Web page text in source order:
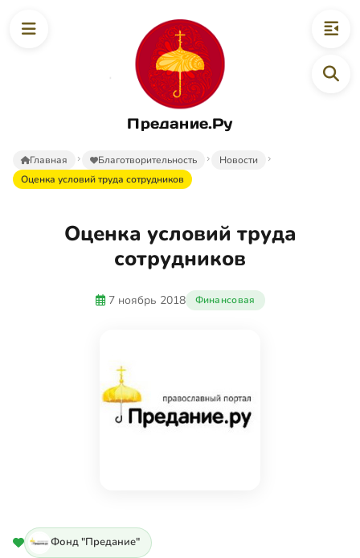
Предание.Ру
Главная Благотворительность
Новости
Оценка условий труда сотрудников
Оценка условий труда
сотрудников
7 ноябрь 2018 Финансовая
Фонд "Предание"